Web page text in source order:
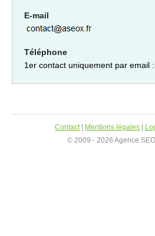
E-mail
Téléphone
1er contact uniquement par email
Contact| Mentions légales
© 2009 - 2026 Agence